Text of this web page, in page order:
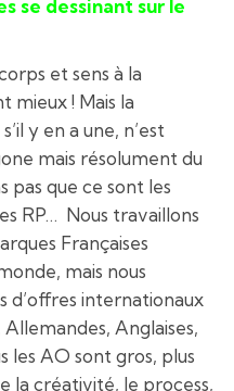
se dessinant sur le
et sens à la
mieux ! Mais la
y en a une, n’est
mais résolument du
pas que ce sont les
RP… Nous travaillons
Françaises
mais nous
d’offres internationaux
Allemandes, Anglaises,
les AO sont gros, plus
la créativité, le process,